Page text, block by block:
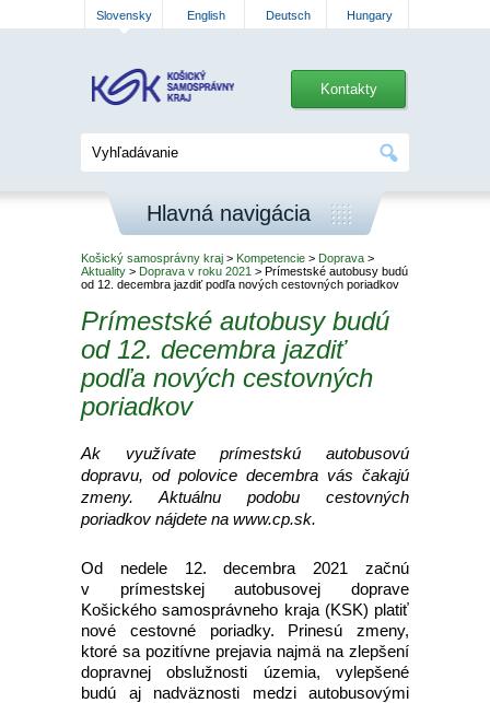
Slovensky English Deutsch Hungary
Kontakty
Hlavná navigácia
Košický samosprávny kraj > Kompetencie > Doprava >
Aktuality > Doprava v roku 2021 > Prímestské autobusy budú
od 12. decembra jazdiť podľa nových cestovných poriadkov
Prímestské autobusy budú
od 12. decembra jazdiť
podľa nových cestovných
poriadkov
Ak využívate prímestskú autobusovú
dopravu, od polovice decembra vás čakajú
zmeny. Aktuálnu podobu cestovných
poriadkov nájdete na www.cp.sk.
Od nedele 12. decembra 2021 začnú
v prímestskej autobusovej doprave
Košického samosprávneho kraja (KSK) platiť
nové cestovné poriadky. Prinesú zmeny,
ktoré sa pozitívne prejavia najmä na zlepšení
dopravnej obslužnosti územia, vylepšené
budú aj nadväznosti medzi autobusovými